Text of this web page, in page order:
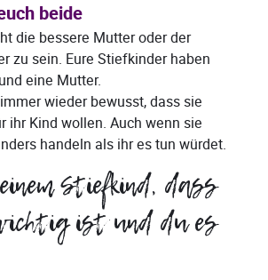
beide
die bessere Mutter oder der
zu sein. Eure Stiefkinder haben
eine Mutter.
wieder bewusst, dass sie
ihr Kind wollen. Auch wenn sie
handeln als ihr es tun würdet.
Stiefkind, dass
ist und du es